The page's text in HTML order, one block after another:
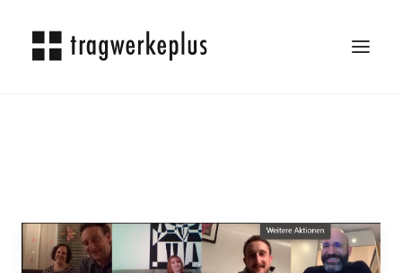
ÜBER UNS
KARRIERE